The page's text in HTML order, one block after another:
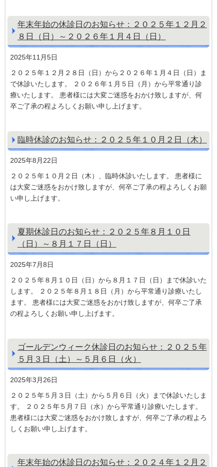
年末年始の休診日のお知らせ：２０２５年１２月２
８日（日）～２０２６年１月４日（日）
2025年11月5日
２０２５年１２月２８日（日）から２０２６年１月４日（日）ま
で休診いたします。 ２０２６年１月５日（月）から平常通り診
療いたします。 患者様には大変ご迷惑をおかけ致しますが、何
卒ご了承の程よろしくお願い申し上げます。
臨時休診のお知らせ：２０２５年１０月２日（木）
2025年8月22日
２０２５年１０月２日（木）、臨時休診いたします。 患者様に
は大変ご迷惑をおかけ致しますが、何卒ご了承の程よろしくお願
い申し上げます。
夏期休診日のお知らせ：２０２５年８月１０日
（日）～８月１７日（日）
2025年7月8日
２０２５年８月１０日（日）から８月１７日（日）まで休診いた
します。 ２０２５年８月１８日（月）から平常通り診療いたし
ます。 患者様には大変ご迷惑をおかけ致しますが、何卒ご了承
の程よろしくお願い申し上げます。
ゴールデンウィーク休診日のお知らせ：２０２５年
５月３日（土）～５月６日（火）
2025年3月26日
２０２５年５月３日（土）から５月６日（火）まで休診いたしま
す。 ２０２５年５月７日（水）から平常通り診療いたします。
患者様には大変ご迷惑をおかけ致しますが、何卒ご了承の程よろ
しくお願い申し上げます。
年末年始の休診日のお知らせ：２０２４年１２月２